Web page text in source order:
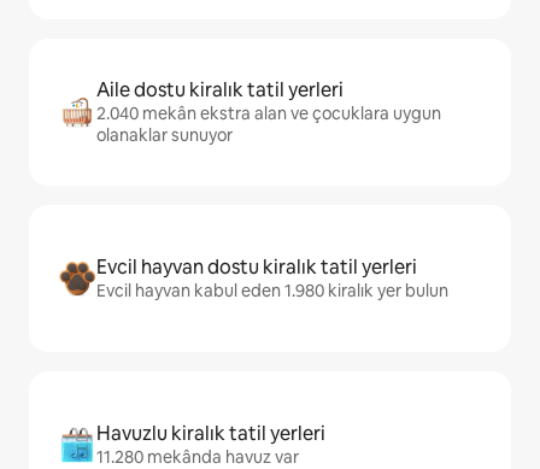
Aile dostu kiralık tatil yerleri
2.040 mekân ekstra alan ve çocuklara uygun
olanaklar sunuyor
Evcil hayvan dostu kiralık tatil yerleri
Evcil hayvan kabul eden 1.980 kiralık yer bulun
Havuzlu kiralık tatil yerleri
11.280 mekânda havuz var